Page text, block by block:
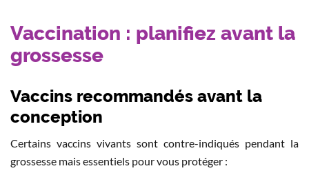
Vaccination : planifiez avant la
grossesse
Vaccins recommandés avant la
conception
Certains vaccins vivants sont contre-indiqués pendant la
grossesse mais essentiels pour vous protéger :